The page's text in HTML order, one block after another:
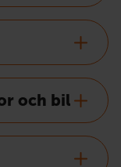
och bil